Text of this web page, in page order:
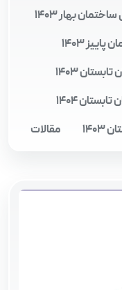
بهار 1403
1403
1403
1404
مقالات